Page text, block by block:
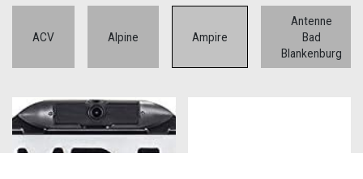
ACV Alpine Ampire
Antenne
Bad
Blankenburg